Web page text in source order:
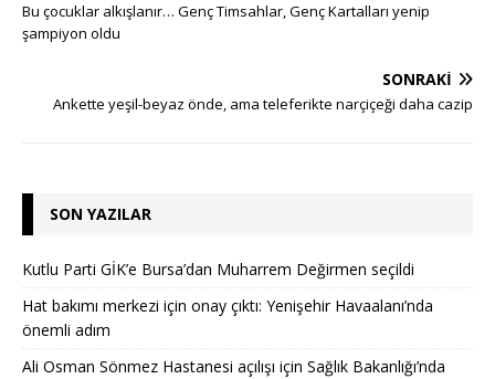
Bu çocuklar alkışlanır… Genç Timsahlar, Genç Kartalları yenip
şampiyon oldu
SONRAKI
Ankette yeşil-beyaz önde, ama teleferikte narçiçeği daha cazip
SON YAZILAR
Kutlu Parti GİK’e Bursa’dan Muharrem Değirmen seçildi
Hat bakımı merkezi için onay çıktı: Yenişehir Havaalanı’nda
önemli adım
Ali Osman Sönmez Hastanesi açılışı için Sağlık Bakanlığı’nda